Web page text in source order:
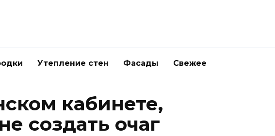
Утепление стен Фасады Свежее
кабинете,
создать очаг